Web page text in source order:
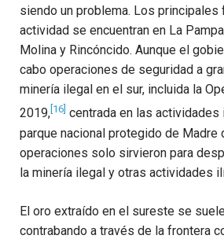
siendo un problema. Los
actividad se encuentran en La
Molina y Rincóncido. Aunque el
cabo operaciones de seguridad a
minería ilegal en el sur, incluida la
2019, [16] centrada en las actividades
parque nacional protegido de Madre
operaciones solo sirvieron para
la minería ilegal y otras actividades
El oro extraído en el sureste se
contrabando a través de la frontera